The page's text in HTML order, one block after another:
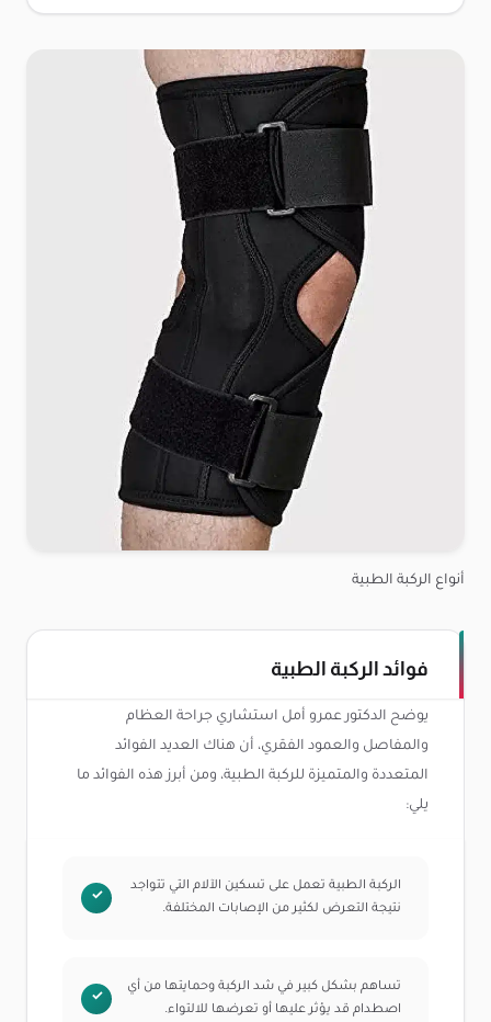
أنواع الركبة الطبية
فوائد الركبة الطبية
يوضح الدكتور عمرو أمل استشاري جراحة العظام
والمفاصل والعمود الفقري، أن هناك العديد الفوائد
المتعددة والمتميزة للركبة الطبية، ومن أبرز هذه الفوائد ما
يلي:
الركبة الطبية تعمل على تسكين الآلام التي تتواجد
نتيجة التعرض لكثير من الإصابات المختلفة.
تساهم بشكل كبير في شد الركبة وحمايتها من أي
اصطدام قد يؤثر عليها أو تعرضها للالتواء.